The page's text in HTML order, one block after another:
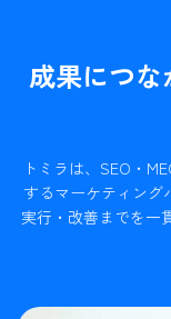
成果につ
トミラは、SEO・
するマーケティング
実行・改善までを一